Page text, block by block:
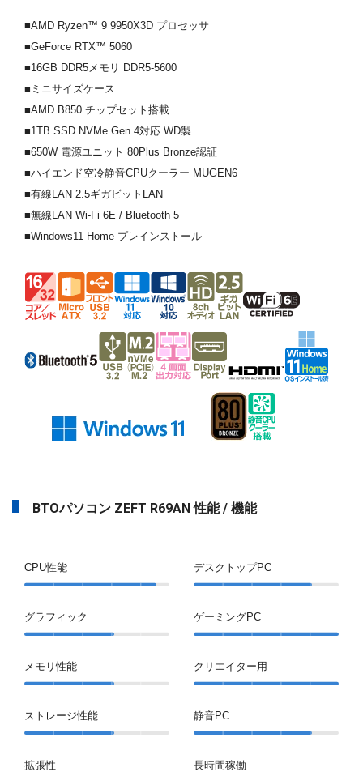
■AMD Ryzen™ 9 9950X3D プロセッサ
■GeForce RTX™ 5060
■16GB DDR5メモリ DDR5-5600
■ミニサイズケース
■AMD B850 チップセット搭載
■1TB SSD NVMe Gen.4対応 WD製
■650W 電源ユニット 80Plus Bronze認証
■ハイエンド空冷静音CPUクーラー MUGEN6
■有線LAN 2.5ギガビットLAN
■無線LAN Wi-Fi 6E / Bluetooth 5
■Windows11 Home プレインストール
BTOパソコン ZEFT R69AN 性能 / 機能
CPU性能
グラフィック
メモリ性能
ストレージ性能
拡張性
デスクトップPC
ゲーミングPC
クリエイター用
静音PC
長時間稼働